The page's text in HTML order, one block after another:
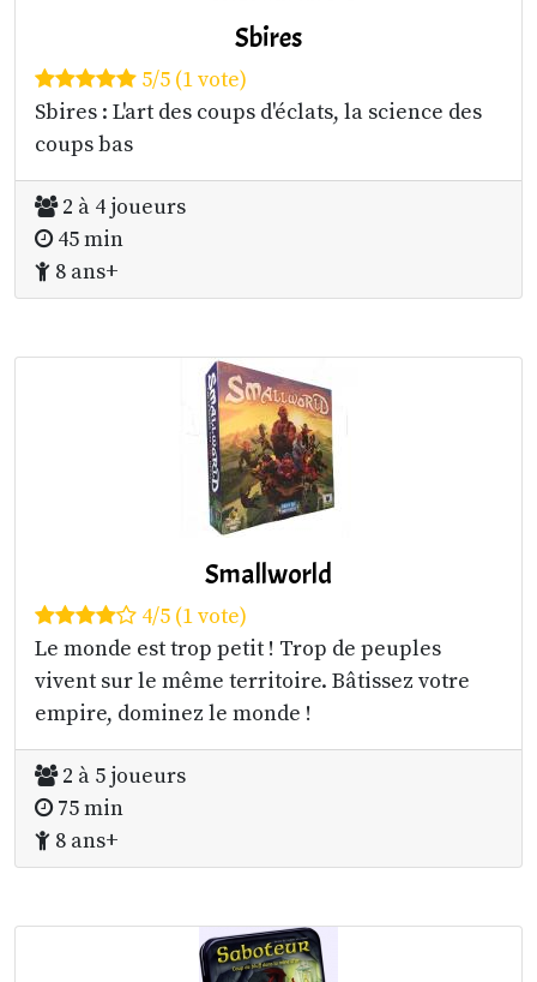
Sbires
5/5 (1 vote)
Sbires : L'art des coups d'éclats, la science des
coups bas
2 à 4 joueurs
45 min
8 ans+
Smallworld
4/5 (1 vote)
Le monde est trop petit ! Trop de peuples
vivent sur le même territoire. Bâtissez votre
empire, dominez le monde !
2 à 5 joueurs
75 min
8 ans+